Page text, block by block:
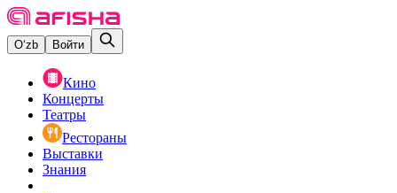
O‘zb Войти
Кино
Концерты
Театры
Рестораны
Выставки
Знания